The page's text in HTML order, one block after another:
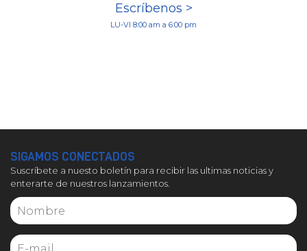
Escríbenos >
LU-VI 8:00 am a 6:00 pm
SIGAMOS CONECTADOS
Suscríbete a nuesto boletín para recibir las ultimas noticias y
enterarte de nuestros lanzamientos.